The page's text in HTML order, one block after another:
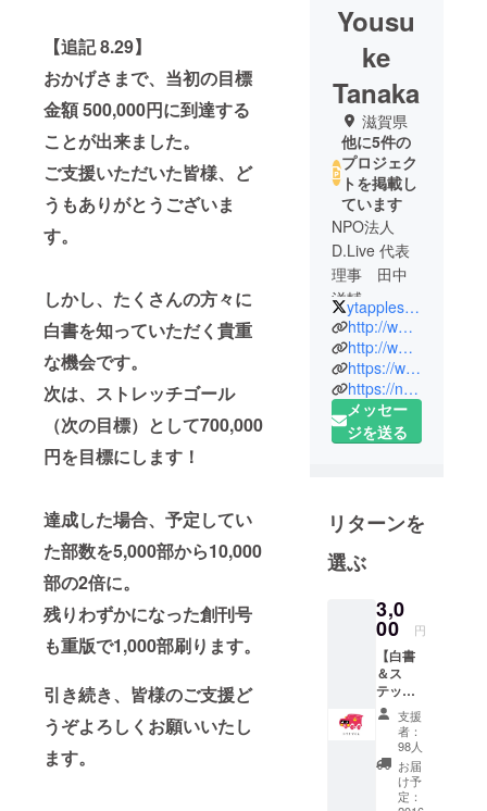
【追記 8.29】
おかげさまで、当初の目標
金額 500,000円に到達する
ことが出来ました。
ご支援いただいた皆様、ど
うもありがとうございま
す。
しかし、たくさんの方々に
白書を知っていただく貴重
な機会です。
次は、ストレッチゴール
（次の目標）として700,000
円を目標にします！
達成した場合、予定してい
た部数を5,000部から10,000
部の2倍に。
残りわずかになった創刊号
も重版で1,000部刷ります。
引き続き、皆様のご支援ど
うぞよろしくお願いいたし
ます。
Yousu
ke
Tanaka
滋賀県
他に5件の
プロジェク
トを掲載し
ています
NPO法人
D.Live 代表
理事 田中
洋輔
1984年大阪
生まれ。立
命館大学文
学部卒。
プロ野球選
豪高校に入
るも挫折
し、不登校
人して入学
した大学で
も、1ヶ月で
引きこもり
に。周りの
支援によ
り、1年後に
ytapples613
http://www.dlive.jp
http://www.blog.dlive.jp
https://www.facebook.com/NPO.D.Live/
https://note.com/ytapples613
メッセー
ジを送る
リターンを
選ぶ
3,0
00 円
【白書
＆ス
テッ
カー】
・お礼
の手紙
・「子
どもの
自信白
支援
者：
98人
お届
け予
定：